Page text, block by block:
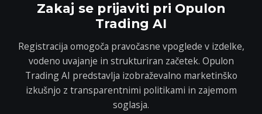
Zakaj se prijaviti pri Opulon
Trading AI
Registracija omogoča pravočasne vpoglede v izdelke,
vodeno uvajanje in strukturiran začetek. Opulon
Trading AI predstavlja izobraževalno marketinško
izkušnjo z transparentnimi politikami in zajemom
soglasja.